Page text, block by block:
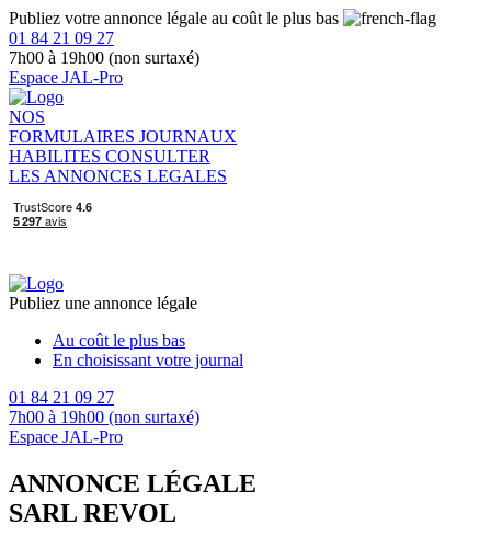
Publiez votre annonce légale au coût le plus bas
01 84 21 09 27
7h00 à 19h00 (non surtaxé)
Espace JAL-Pro
NOS
FORMULAIRES JOURNAUX
HABILITES CONSULTER
LES ANNONCES LEGALES
Publiez une annonce légale
Au coût le plus bas
En choisissant votre journal
01 84 21 09 27
7h00 à 19h00 (non surtaxé)
Espace JAL-Pro
ANNONCE LÉGALE
SARL REVOL